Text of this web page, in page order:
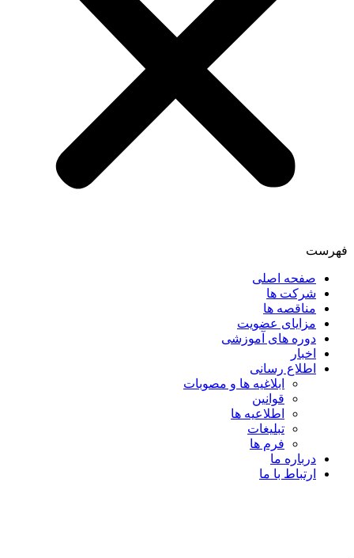
فهرست
صفحه اصلی
شرکت ها
مناقصه ها
مزایای عضویت
دوره های آموزشی
اخبار
اطلاع رسانی
ابلاغیه ها و مصوبات
قوانین
اطلاعیه ها
تبلیغات
فرم ها
درباره ما
ارتباط با ما